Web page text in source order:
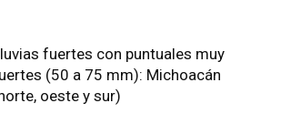
fuertes con puntuales muy
(50 a 75 mm): Michoacán
oeste y sur)